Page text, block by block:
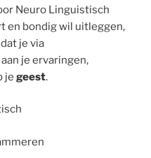
Neuro Linguistisch
en bondig wil uitleggen,
je via
je ervaringen,
je geest.